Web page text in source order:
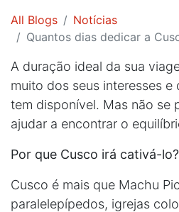
All Blogs
Notícias
Quantos dias dedicar a Cusco? A
A duração ideal da sua
muito dos seus interesses
tem disponível. Mas não se
ajudar a encontrar o
Por que Cusco irá cativá-lo?
Cusco é mais que Machu
paralelepípedos, igrejas